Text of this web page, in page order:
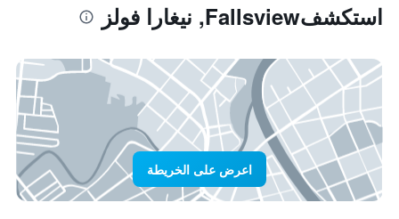
استكشفFallsview, نيغارا فولز
اعرض على الخريطة